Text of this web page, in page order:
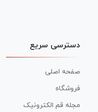
دسترسی سریع
صفحه اصلی
فروشگاه
مجله قم الکترونیک